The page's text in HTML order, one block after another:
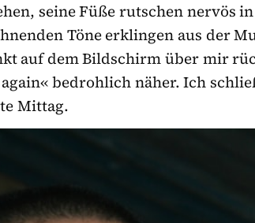
seine Füße rutschen nervös
Töne erklingen aus der
auf dem Bildschirm über mir
bedrohlich näher. Ich
Mittag.